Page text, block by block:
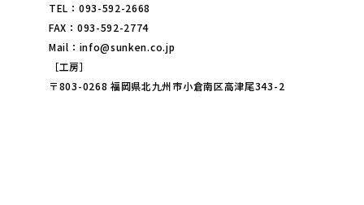
TEL：093-592-2668
FAX：093-592-2774
Mail：info@sunken.co.jp
［工房］
〒803-0268 福岡県北九州市小倉南区高津尾343-2